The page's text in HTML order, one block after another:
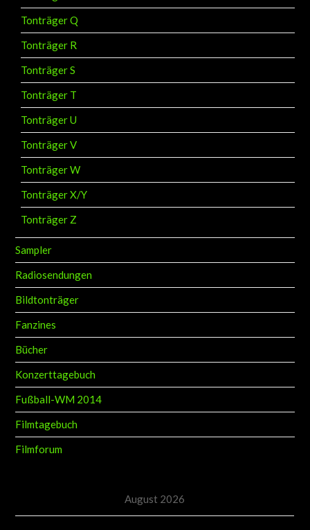
Tonträger Q
Tonträger R
Tonträger S
Tonträger T
Tonträger U
Tonträger V
Tonträger W
Tonträger X/Y
Tonträger Z
Sampler
Radiosendungen
Bildtonträger
Fanzines
Bücher
Konzerttagebuch
Fußball-WM 2014
Filmtagebuch
Filmforum
August 2026